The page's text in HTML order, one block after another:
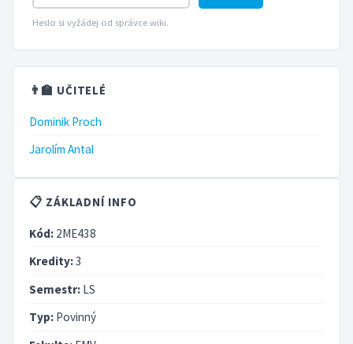
Heslo si vyžádej od správce wiki.
👨‍🏫 UČITELÉ
Dominik Proch
Jarolím Antal
📋 ZÁKLADNÍ INFO
Kód: 2ME438
Kredity:3
Semestr: LS
Typ: Povinný